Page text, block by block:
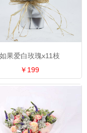
如果爱白玫瑰x11枝
￥199